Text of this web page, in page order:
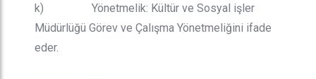
k) Yönetmelik: Kültür ve Sosyal işler
Müdürlüğü Görev ve Çalışma Yönetmeliğini ifade
eder.